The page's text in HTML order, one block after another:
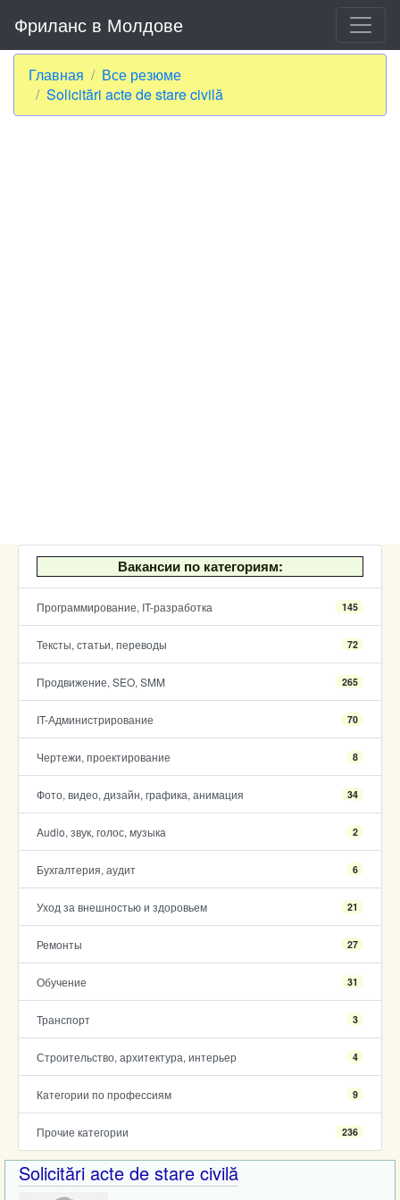
Фриланс в Молдове
Главная
Все резюме
Solicitări acte de stare civilă
Вакансии по категориям:
Программирование, IT-разработка 145
Тексты, статьи, переводы 72
Продвижение, SEO, SMM 265
IT-Администрирование 70
Чертежи, проектирование 8
Фото, видео, дизайн, графика, анимация 34
Audio, звук, голос, музыка 2
Бухгалтерия, аудит 6
Уход за внешностью и здоровьем 21
Ремонты 27
Обучение 31
Транспорт 3
Строительство, архитектура, интерьер 4
Категории по профессиям 9
Прочие категории 236
Solicitări acte de stare civilă